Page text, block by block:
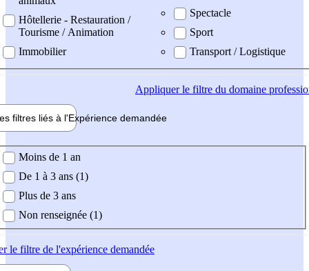
Hôtellerie - Restauration /
Tourisme / Animation
Immobilier
Spectacle
Sport
Transport / Logistique
Appliquerle filtre du domaine
filtres liés à l'Expérience demandée
demandée
Moins de 1 an
De 1 à 3 ans (1)
Plus de 3 ans
Non renseignée (1)
le filtre de l'expérience demandée